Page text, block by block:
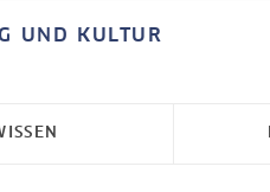
UND KULTUR